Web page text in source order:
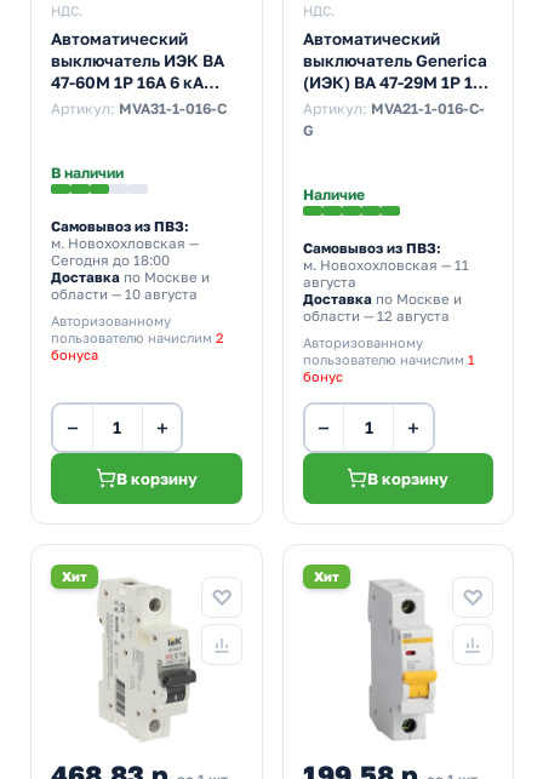
НДС.
Автоматический
выключатель ИЭК ВА
47-60M 1Р 16А 6 кА
характеристика С
Артикул: MVA31-1-016-C
В наличии
Самовывоз из ПВЗ:
м. Новохохловская —
Сегодня до 18:00
Доставка по Москве и
области — 10 августа
Авторизованному
пользователю начислим 2
бонуса
− +
В корзину
НДС.
Автоматический
выключатель Generica
(ИЭК) ВА 47-29М 1Р 16А
4,5кА характеристика
С (автомат
Артикул: MVA21-1-016-C-
G
Наличие
Самовывоз из ПВЗ:
м. Новохохловская — 11
августа
Доставкапо Москве и
области — 12 августа
Авторизованному
пользователю начислим 1
бонус
− +
В корзину
Хит Хит